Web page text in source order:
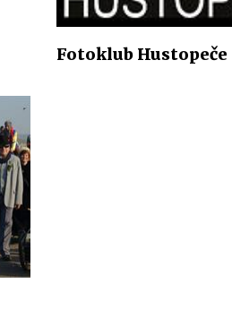
Fotoklub Hustopeče